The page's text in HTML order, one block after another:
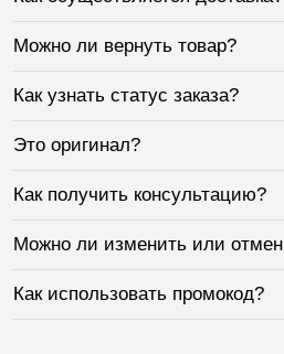
Можно ли вернуть товар?
Как узнать статус заказа?
Это оригинал?
Как получить консультацию?
Можно ли изменить или
Как использовать промокод?